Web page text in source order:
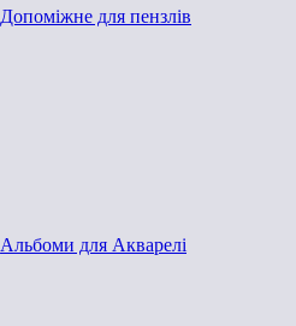
Допоміжне для пензлів
Альбоми для Акварелі